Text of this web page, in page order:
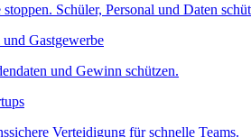
Schüler, Personal und Daten
Gastgewerbe
und Gewinn schützen.
Verteidigung für schnelle Teams.